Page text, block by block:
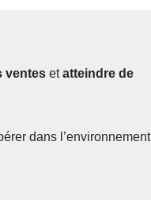
ventes etatteindre de
dans l’environnement